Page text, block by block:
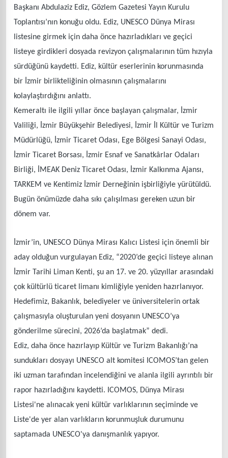
Başkanı Abdulaziz Ediz, Gözlem Gazetesi Yayın Kurulu
Toplantısı’nın konuğu oldu. Ediz, UNESCO Dünya Mirası
listesine girmek için daha önce hazırladıkları ve geçici
listeye girdikleri dosyada revizyon çalışmalarının tüm hızıyla
sürdüğünü kaydetti. Ediz, kültür eserlerinin korunmasında
bir İzmir birlikteliğinin olmasının çalışmalarını
kolaylaştırdığını anlattı.
Kemeraltı ile ilgili yıllar önce başlayan çalışmalar, İzmir
Valiliği, İzmir Büyükşehir Belediyesi, İzmir İl Kültür ve Turizm
Müdürlüğü, İzmir Ticaret Odası, Ege Bölgesi Sanayi Odası,
İzmir Ticaret Borsası, İzmir Esnaf ve Sanatkârlar Odaları
Birliği, İMEAK Deniz Ticaret Odası, İzmir Kalkınma Ajansı,
TARKEM ve Kentimiz İzmir Derneğinin işbirliğiyle yürütüldü.
Bugün önümüzde daha sıkı çalışılması gereken uzun bir
dönem var.
İzmir’in, UNESCO Dünya Mirası Kalıcı Listesi için önemli bir
aday olduğun vurgulayan Ediz, “2020’de geçici listeye alınan
İzmir Tarihi Liman Kenti, şu an 17. ve 20. yüzyıllar arasındaki
çok kültürlü ticaret limanı kimliğiyle yeniden hazırlanıyor.
Hedefimiz, Bakanlık, belediyeler ve üniversitelerin ortak
çalışmasıyla oluşturulan yeni dosyanın UNESCO’ya
gönderilme sürecini, 2026’da başlatmak” dedi.
Ediz, daha önce hazırlayıp Kültür ve Turizm Bakanlığı’na
sundukları dosyayı UNESCO alt komitesi ICOMOS’tan gelen
iki uzman tarafından incelendiğini ve alanla ilgili ayrıntılı bir
rapor hazırladığını kaydetti. ICOMOS, Dünya Mirası
Listesi'ne alınacak yeni kültür varlıklarının seçiminde ve
Liste'de yer alan varlıkların korunmuşluk durumunu
saptamada UNESCO'ya danışmanlık yapıyor.